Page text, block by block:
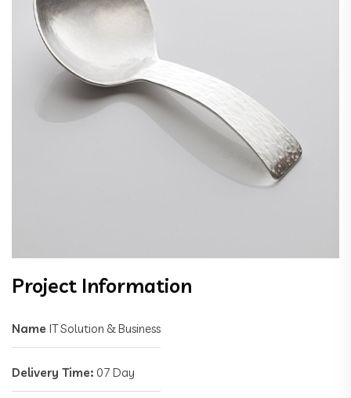
Project Information
Name IT Solution & Business
Delivery Time: 07 Day